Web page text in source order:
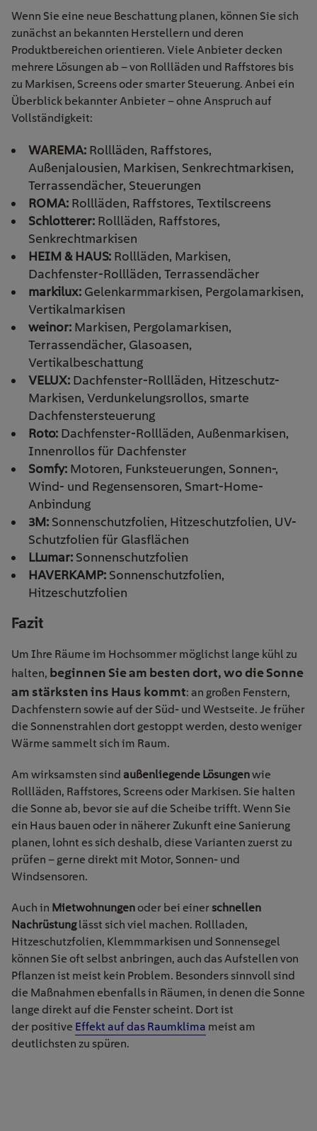
Wenn Sie eine neue Beschattung planen, können Sie sich
zunächst an bekannten Herstellern und deren
Produktbereichen orientieren. Viele Anbieter decken
mehrere Lösungen ab – von Rollläden und Raffstores bis
zu Markisen, Screens oder smarter Steuerung. Anbei ein
Überblick bekannter Anbieter – ohne Anspruch auf
Vollständigkeit:
WAREMA: Rollläden, Raffstores,
Außenjalousien, Markisen, Senkrechtmarkisen,
Terrassendächer, Steuerungen
ROMA: Rollläden, Raffstores, Textilscreens
Schlotterer: Rollläden, Raffstores,
Senkrechtmarkisen
HEIM & HAUS: Rollläden, Markisen,
Dachfenster-Rollläden, Terrassendächer
markilux: Gelenkarmmarkisen, Pergolamarkisen,
Vertikalmarkisen
weinor: Markisen, Pergolamarkisen,
Terrassendächer, Glasoasen,
Vertikalbeschattung
VELUX: Dachfenster-Rollläden, Hitzeschutz-
Markisen, Verdunkelungsrollos, smarte
Dachfenstersteuerung
Roto: Dachfenster-Rollläden, Außenmarkisen,
Innenrollos für Dachfenster
Somfy: Motoren, Funksteuerungen, Sonnen-,
Wind- und Regensensoren, Smart-Home-
Anbindung
3M: Sonnenschutzfolien, Hitzeschutzfolien, UV-
Schutzfolien für Glasflächen
LLumar: Sonnenschutzfolien
HAVERKAMP: Sonnenschutzfolien,
Hitzeschutzfolien
Fazit
Um Ihre Räume im Hochsommer möglichst lange kühl zu
halten, beginnen Sie am besten dort, wo die Sonne
am stärksten ins Haus kommt: an großen Fenstern,
Dachfenstern sowie auf der Süd- und Westseite. Je früher
die Sonnenstrahlen dort gestoppt werden, desto weniger
Wärme sammelt sich im Raum.
Am wirksamsten sind außenliegende Lösungenwie
Rollläden, Raffstores, Screens oder Markisen. Sie halten
die Sonne ab, bevor sie auf die Scheibe trifft. Wenn Sie
ein Haus bauen oder in näherer Zukunft eine Sanierung
planen, lohnt es sich deshalb, diese Varianten zuerst zu
prüfen – gerne direkt mit Motor, Sonnen- und
Windsensoren.
Auch in Mietwohnungen oder bei einer schnellen
Nachrüstunglässt sich viel machen. Rollladen,
Hitzeschutzfolien, Klemmmarkisen und Sonnensegel
können Sie oft selbst anbringen, auch das Aufstellen von
Pflanzen ist meist kein Problem. Besonders sinnvoll sind
die Maßnahmen ebenfalls in Räumen, in denen die Sonne
lange direkt auf die Fenster scheint. Dort ist
der positive Effekt auf das Raumklima meist am
deutlichsten zu spüren.